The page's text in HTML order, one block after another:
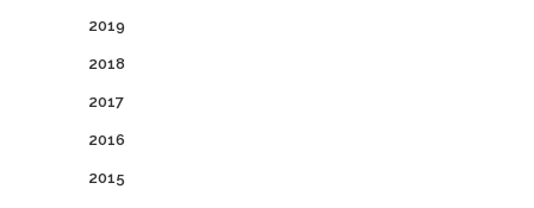
2019
2018
2017
2016
2015